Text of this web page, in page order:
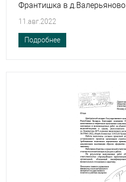
Франтишка в д.Валерьяново
11.авг.2022
Подробнее